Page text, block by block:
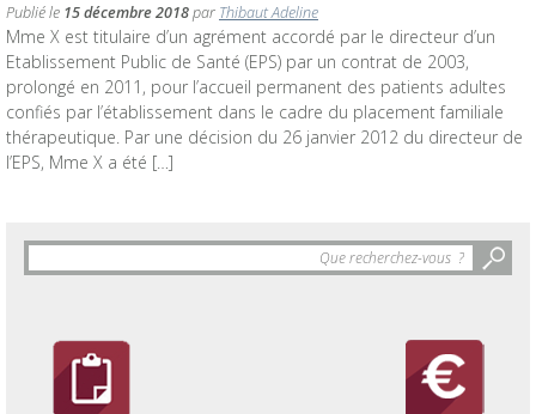
Publié le 15 décembre 2018par Thibaut Adeline
Mme X est titulaire d’un agrément accordé par le directeur d’un
Etablissement Public de Santé (EPS) par un contrat de 2003,
prolongé en 2011, pour l’accueil permanent des patients adultes
confiés par l’établissement dans le cadre du placement familiale
thérapeutique. Par une décision du 26 janvier 2012 du directeur de
l’EPS, Mme X a été […]
Objet
de